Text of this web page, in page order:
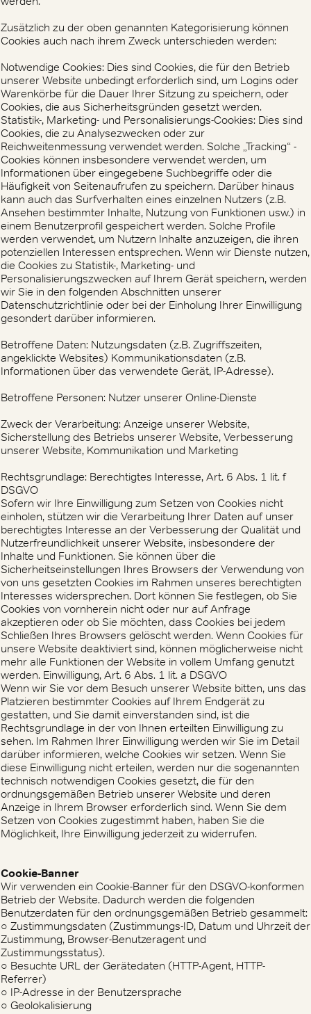
Zusätzlich zu der oben genannten Kategorisierung können
Cookies auch nach ihrem Zweck unterschieden werden:
Notwendige Cookies: Dies sind Cookies, die für den Betrieb
unserer Website unbedingt erforderlich sind, um Logins oder
Warenkörbe für die Dauer Ihrer Sitzung zu speichern, oder
Cookies, die aus Sicherheitsgründen gesetzt werden.
Statistik-, Marketing- und Personalisierungs-Cookies: Dies sind
Cookies, die zu Analysezwecken oder zur
Reichweitenmessung verwendet werden. Solche „Tracking“ -
Cookies können insbesondere verwendet werden, um
Informationen über eingegebene Suchbegriffe oder die
Häufigkeit von Seitenaufrufen zu speichern. Darüber hinaus
kann auch das Surfverhalten eines einzelnen Nutzers (z.B.
Ansehen bestimmter Inhalte, Nutzung von Funktionen usw.) in
einem Benutzerprofil gespeichert werden. Solche Profile
werden verwendet, um Nutzern Inhalte anzuzeigen, die ihren
potenziellen Interessen entsprechen. Wenn wir Dienste nutzen,
die Cookies zu Statistik-, Marketing- und
Personalisierungszwecken auf Ihrem Gerät speichern, werden
wir Sie in den folgenden Abschnitten unserer
Datenschutzrichtlinie oder bei der Einholung Ihrer Einwilligung
gesondert darüber informieren.
Betroffene Daten: Nutzungsdaten (z.B. Zugriffszeiten,
angeklickte Websites) Kommunikationsdaten (z.B.
Informationen über das verwendete Gerät, IP-Adresse).
Betroffene Personen: Nutzer unserer Online-Dienste
Zweck der Verarbeitung: Anzeige unserer Website,
Sicherstellung des Betriebs unserer Website, Verbesserung
unserer Website, Kommunikation und Marketing
Rechtsgrundlage: Berechtigtes Interesse, Art. 6 Abs. 1 lit. f
DSGVO
Sofern wir Ihre Einwilligung zum Setzen von Cookies nicht
einholen, stützen wir die Verarbeitung Ihrer Daten auf unser
berechtigtes Interesse an der Verbesserung der Qualität und
Nutzerfreundlichkeit unserer Website, insbesondere der
Inhalte und Funktionen. Sie können über die
Sicherheitseinstellungen Ihres Browsers der Verwendung von
von uns gesetzten Cookies im Rahmen unseres berechtigten
Interesses widersprechen. Dort können Sie festlegen, ob Sie
Cookies von vornherein nicht oder nur auf Anfrage
akzeptieren oder ob Sie möchten, dass Cookies bei jedem
Schließen Ihres Browsers gelöscht werden. Wenn Cookies für
unsere Website deaktiviert sind, können möglicherweise nicht
mehr alle Funktionen der Website in vollem Umfang genutzt
werden. Einwilligung, Art. 6 Abs. 1 lit. a DSGVO
Wenn wir Sie vor dem Besuch unserer Website bitten, uns das
Platzieren bestimmter Cookies auf Ihrem Endgerät zu
gestatten, und Sie damit einverstanden sind, ist die
Rechtsgrundlage in der von Ihnen erteilten Einwilligung zu
sehen. Im Rahmen Ihrer Einwilligung werden wir Sie im Detail
darüber informieren, welche Cookies wir setzen. Wenn Sie
diese Einwilligung nicht erteilen, werden nur die sogenannten
technisch notwendigen Cookies gesetzt, die für den
ordnungsgemäßen Betrieb unserer Website und deren
Anzeige in Ihrem Browser erforderlich sind. Wenn Sie dem
Setzen von Cookies zugestimmt haben, haben Sie die
Möglichkeit, Ihre Einwilligung jederzeit zu widerrufen.
Cookie-Banner
Wir verwenden ein Cookie-Banner für den DSGVO-konformen
Betrieb der Website. Dadurch werden die folgenden
Benutzerdaten für den ordnungsgemäßen Betrieb gesammelt:
○ Zustimmungsdaten (Zustimmungs-ID, Datum und Uhrzeit der
Zustimmung, Browser-Benutzeragent und
Zustimmungsstatus).
○ Besuchte URL der Gerätedaten (HTTP-Agent, HTTP-
Referrer)
○ IP-Adresse in der Benutzersprache
○ Geolokalisierung